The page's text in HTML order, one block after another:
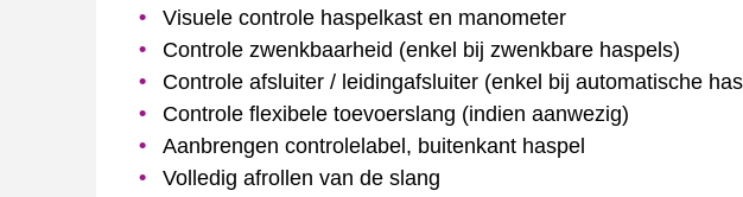
Visuele controle haspelkast en manometer
Controle zwenkbaarheid (enkel bij zwenkbare haspels)
Controle afsluiter / leidingafsluiter (enkel bij automatische
Controle flexibele toevoerslang (indien aanwezig)
Aanbrengen controlelabel, buitenkant haspel
Volledig afrollen van de slang